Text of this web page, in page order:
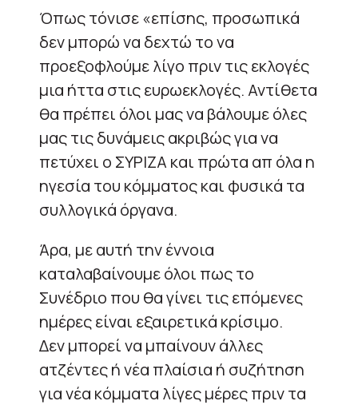
Όπως τόνισε «επίσης, προσωπικά
δεν μπορώ να δεχτώ το να
προεξοφλούμε λίγο πριν τις εκλογές
μια ήττα στις ευρωεκλογές. Αντίθετα
θα πρέπει όλοι μας να βάλουμε όλες
μας τις δυνάμεις ακριβώς για να
πετύχει ο ΣΥΡΙΖΑ και πρώτα απ όλα η
ηγεσία του κόμματος και φυσικά τα
συλλογικά όργανα.
Άρα, με αυτή την έννοια
καταλαβαίνουμε όλοι πως το
Συνέδριο που θα γίνει τις επόμενες
ημέρες είναι εξαιρετικά κρίσιμο.
Δεν μπορεί να μπαίνουν άλλες
ατζέντες ή νέα πλαίσια ή συζήτηση
για νέα κόμματα λίγες μέρες πριν τα